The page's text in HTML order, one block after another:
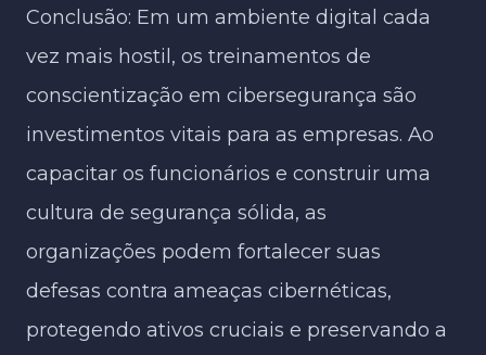
Conclusão: Em um ambiente digital cada
vez mais hostil, os treinamentos de
conscientização em cibersegurança são
investimentos vitais para as empresas. Ao
capacitar os funcionários e construir uma
cultura de segurança sólida, as
organizações podem fortalecer suas
defesas contra ameaças cibernéticas,
protegendo ativos cruciais e preservando a